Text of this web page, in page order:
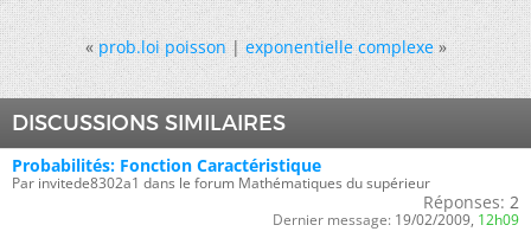
« prob.loi poisson|exponentielle complexe »
DISCUSSIONS SIMILAIRES
Probabilités: Fonction Caractéristique
Par invitede8302a1 dans le forum Mathématiques du supérieur
Réponses: 2
Dernier message: 19/02/2009, 12h09